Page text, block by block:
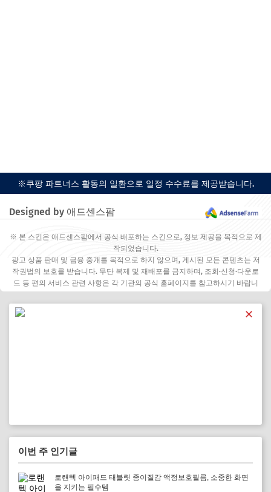
※쿠팡 파트너스 활동의 일환으로 일정 수수료를 제공받습니다.
Designed by 애드센스팜
※ 본 스킨은 애드센스팜에서 공식 배포하는 스킨으로, 정보 제공을 목적으로 제
작되었습니다.
광고 상품 판매 및 금융 중개를 목적으로 하지 않으며, 게시된 모든 콘텐츠는 저
작권법의 보호를 받습니다. 무단 복제 및 재배포를 금지하며, 조회·신청·다운로
드 등 편의 서비스 관련 사항은 각 기관의 공식 홈페이지를 참고하시기 바랍니
✕
이번 주 인기글
로랜텍 아이패드 태블릿 종이질감 액정보호필름, 소중한 화면
을 지키는 필수템